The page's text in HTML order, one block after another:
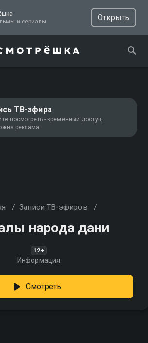
ТВ, фильмы и сериалы
Открыть
ТВ-эфира
посмотреть - временный доступ,
реклама
/ Записи ТВ-эфиров /
народа дани
12+
Информация
Смотреть